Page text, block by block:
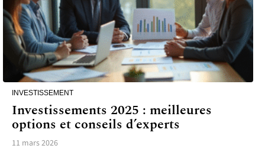
INVESTISSEMENT
Investissements 2025 : meilleures
options et conseils d’experts
11 mars 2026